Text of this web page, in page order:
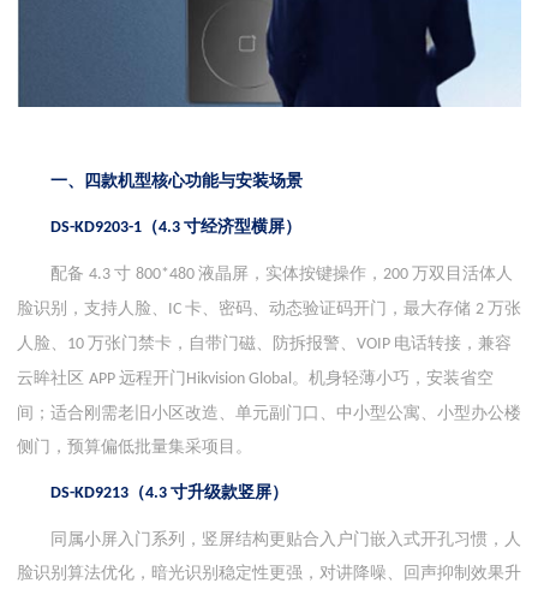
一、四款机型核心功能与安装场景
DS-KD9203-1 （4.3 寸经济型横屏）
配备 4.3 寸 800*480 液晶屏，实体按键操作， 200 万双目活体人
脸识别，支持人脸、 IC 卡、密码、动态验证码开门，最大存储 2 万张
人脸、 10 万张门禁卡，自带门磁、防拆报警、 VOIP 电话转接，兼容
云眸社区 APP 远程开门Hikvision Global 。机身轻薄小巧，安装省空
间；适合刚需老旧小区改造、单元副门口、中小型公寓、小型办公楼
侧门，预算偏低批量集采项目。
DS-KD9213 （4.3 寸升级款竖屏）
同属小屏入门系列，竖屏结构更贴合入户门嵌入式开孔习惯，人
脸识别算法优化，暗光识别稳定性更强，对讲降噪、回声抑制效果升